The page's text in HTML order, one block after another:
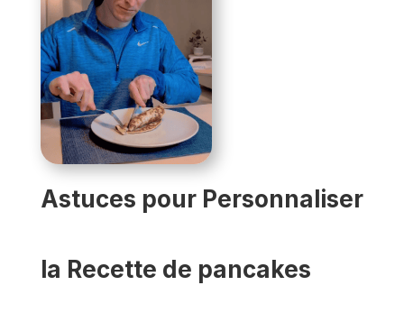
Astuces pour Personnaliser
la Recette de pancakes